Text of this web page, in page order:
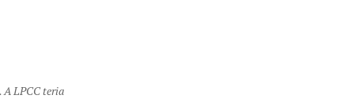
A LPCC teria